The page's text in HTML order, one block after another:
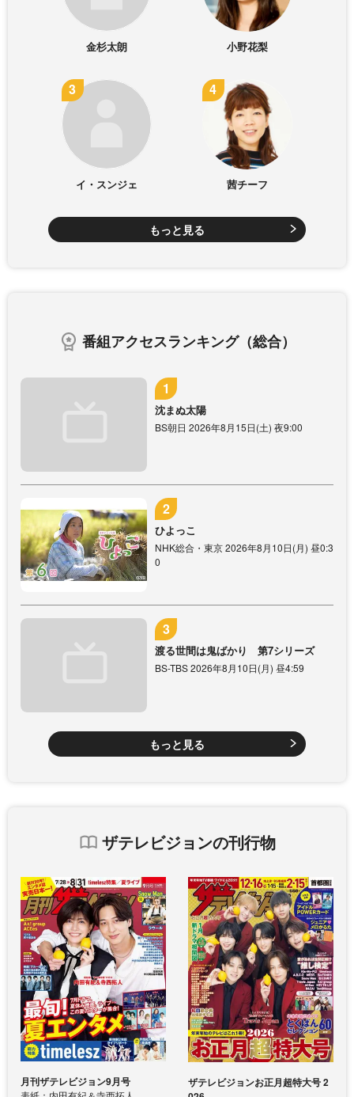
金杉太朗 小野花梨
イ・スンジェ 茜チーフ
もっと見る
番組アクセスランキング（総合）
沈まぬ太陽
BS朝日 2026年8月15日(土) 夜9:00
ひよっこ
NHK総合・東京 2026年8月10日(月) 昼0:3
0
渡る世間は鬼ばかり 第7シリーズ
BS-TBS 2026年8月10日(月) 昼4:59
もっと見る
ザテレビジョンの刊行物
月刊ザテレビジョン9月号
ザテレビジョンお正月超特大号 2